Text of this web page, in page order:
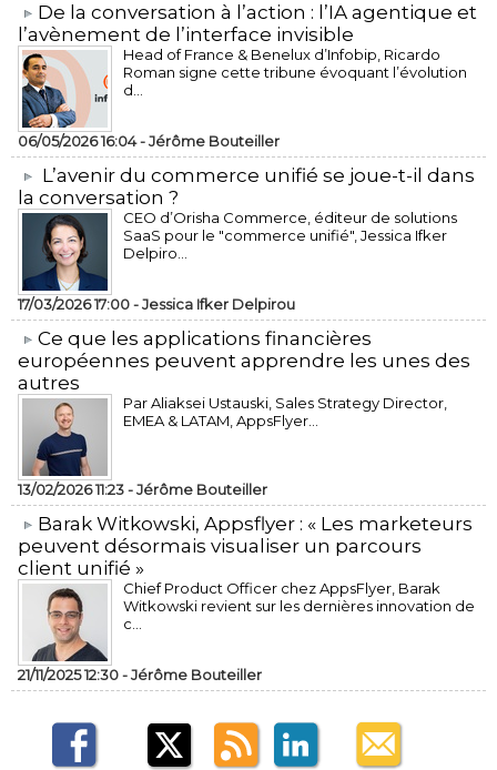
​De la conversation à l’action : l’IA agentique et
l’avènement de l’interface invisible
Head of France & Benelux d’Infobip, Ricardo
Roman signe cette tribune évoquant l’évolution
d...
06/05/2026 16:04 -Jérôme Bouteiller
L’avenir du commerce unifié se joue-t-il dans
la conversation ?
CEO d’Orisha Commerce, éditeur de solutions
SaaS pour le "commerce unifié", Jessica Ifker
Delpiro...
17/03/2026 17:00 -Jessica Ifker Delpirou
​Ce que les applications financières
européennes peuvent apprendre les unes des
autres
Par Aliaksei Ustauski, Sales Strategy Director,
EMEA & LATAM, AppsFlyer...
13/02/2026 11:23 -Jérôme Bouteiller
​Barak Witkowski, Appsflyer : « Les marketeurs
peuvent désormais visualiser un parcours
client unifié »
Chief Product Officer chez AppsFlyer, ​Barak
Witkowski revient sur les dernières innovation de
c...
21/11/2025 12:30 -Jérôme Bouteiller